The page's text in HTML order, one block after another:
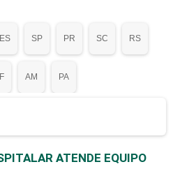
ES SP PR SC RS
AM PA
ATENDE EQUIPO